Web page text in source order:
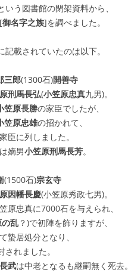
いう図書館の閉架資料から、
御名字之族]を調べました。
記載されていたのは以下。
三郎(1300石)開善寺
刑馬長弘(小笠原忠真九男)。
笠原長勝の家臣でしたが、
笠原忠雄の招かれて、
臣に列しました。
嫡男小笠原刑馬長芳。
(1500石)宗玄寺
因幡長慶(小笠原秀政七男)。
原忠真に7000石を与えられ、
乱 ？)で初陣を飾りますが、
蟄居処分となり、
れました。
武は中老となるも継嗣無く死去。